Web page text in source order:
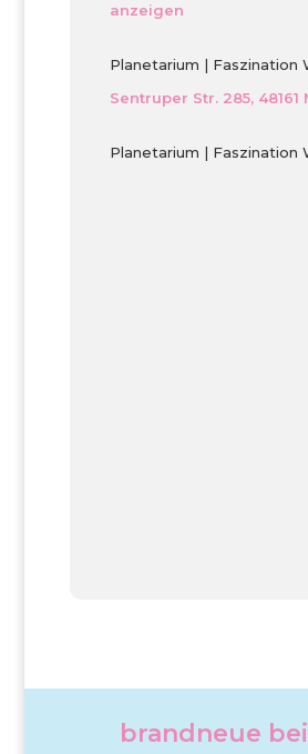
anzeigen
Planetarium | Faszination
Sentruper Str. 285, 48161
Planetarium | Faszination
brandneue